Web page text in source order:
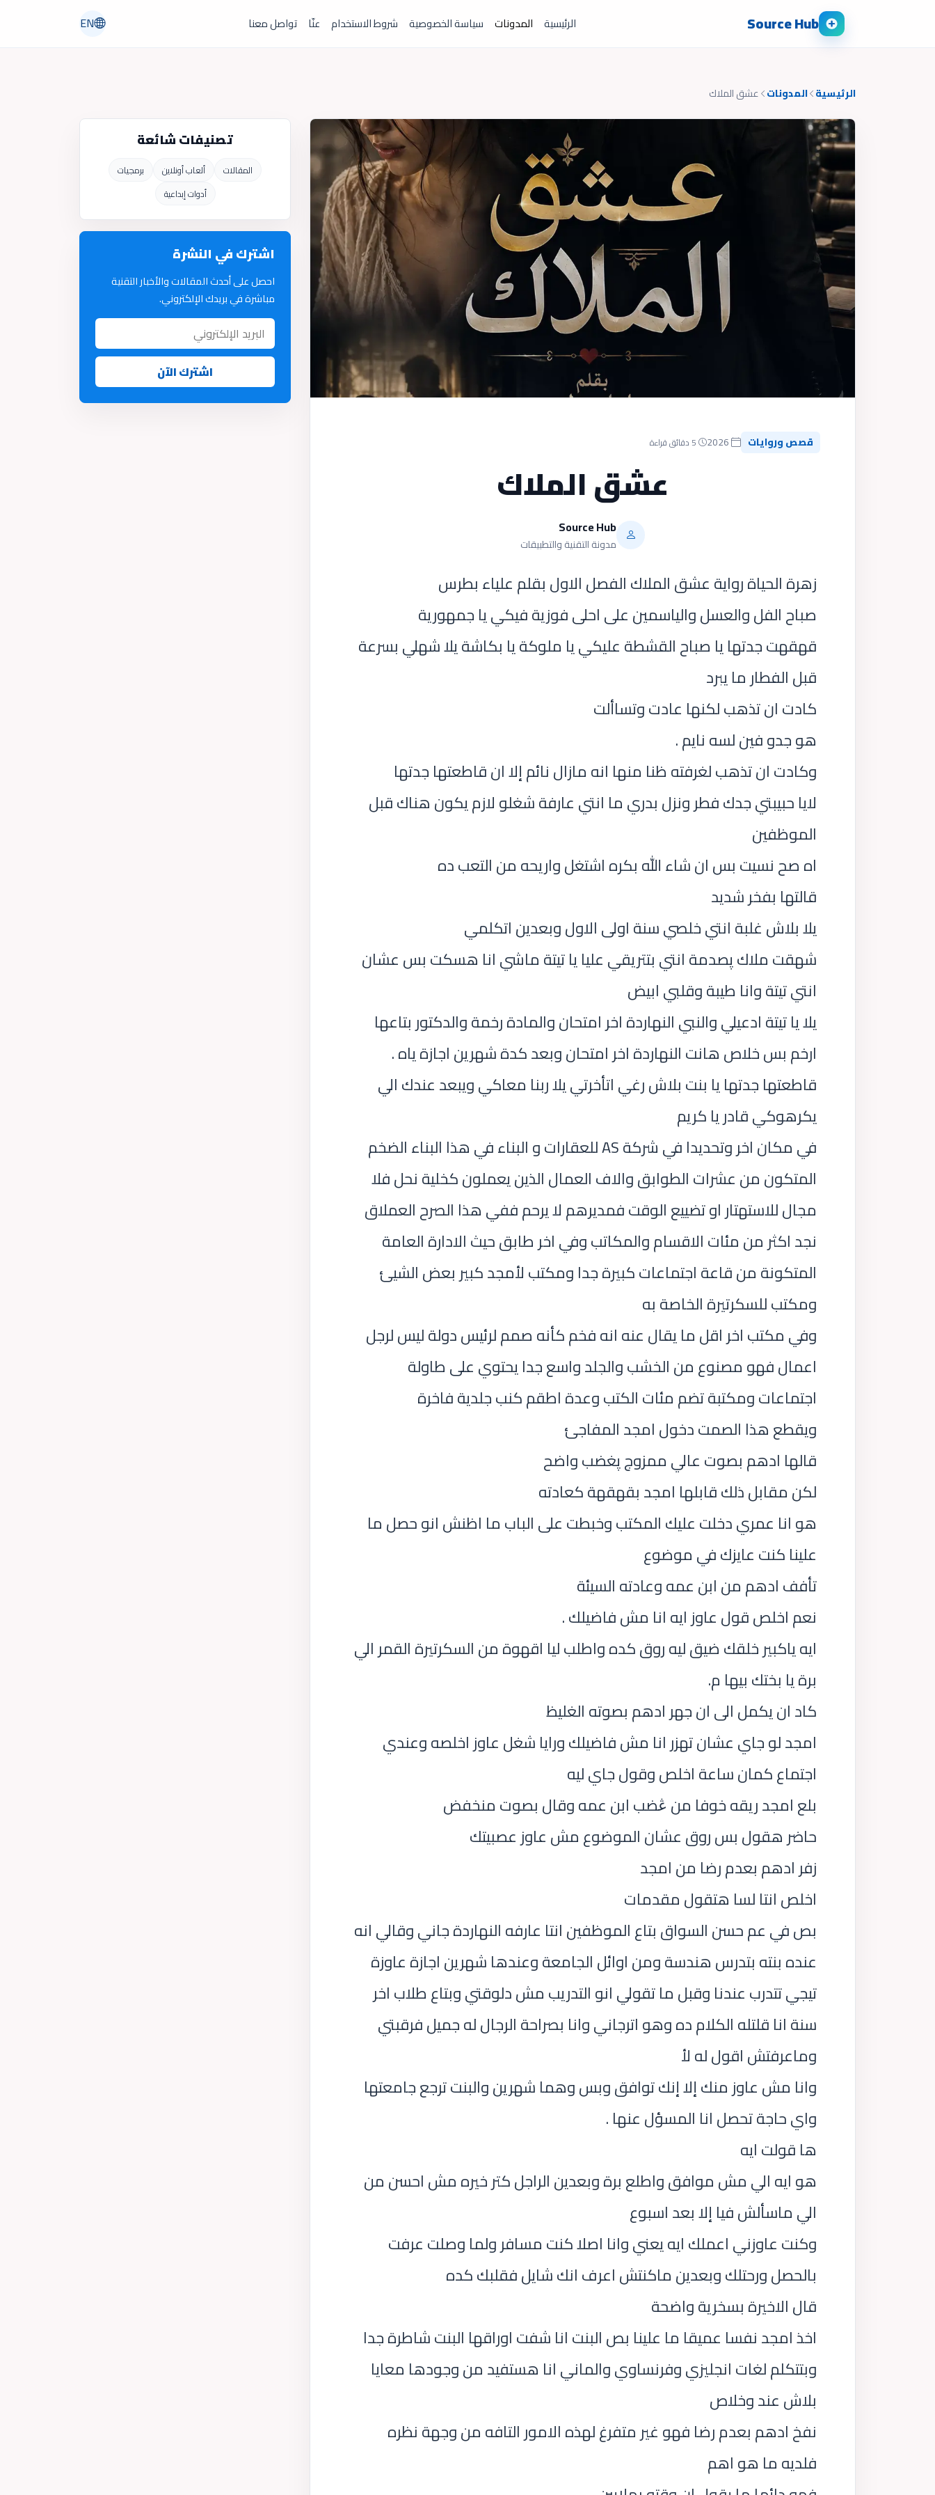
Source Hub الرئيسية المدونات سياسة الخصوصية شروط الاستخدام عنّا تواصل معنا EN
الرئيسية المدونات عشق الملاك
تصنيفات شائعة
المقالات ألعاب أونلاين
برمجيات
أدوات إبداعية
اشترك في النشرة
احصل على أحدث المقالات والأخبار التقنية
مباشرة في بريدك الإلكتروني.
اشترك الآن
قصص وروايات
عشق الملاك
Source Hub
مدونة التقنية والتطبيقات
زهرة الحياة رواية عشق الملاك الفصل الاول بقلم علياء بطرس
صباح الفل والعسل والياسمين على احلى فوزية فيكي يا جمهورية
قهقهت جدتها يا صباح القشطة عليكي يا ملوكة يا بكاشة يلا شهلي بسرعة
قبل الفطار ما يبرد
كادت ان تذهب لكنها عادت وتساألت
هو جدو فين لسه نايم .
وكادت ان تذهب لغرفته ظنا منها انه مازال نائم إلا ان قاطعتها جدتها
لايا حبيبتي جدك فطر ونزل بدري ما انتي عارفة شغلو لازم يكون هناك قبل
الموظفين
اه صح نسيت بس ان شاء الله بكره اشتغل واريحه من التعب ده
قالتها بفخر شديد
يلا بلاش غلبة انتي خلصي سنة اولى الاول وبعدين اتكلمي
شهقت ملاك پصدمة انتي بتتريقي عليا يا تيتة ماشي انا هسكت بس عشان
انتي تيتة وانا طيبة وقلبي ابيض
يلا يا تيتة ادعيلي والنبي النهاردة اخر امتحان والمادة رخمة والدكتور بتاعها
ارخم بس خلاص هانت النهاردة اخر امتحان وبعد كدة شهرين اجازة ياه .
قاطعتها جدتها يا بنت بلاش رغي اتأخرتي يلا ربنا معاكي ويبعد عندك الي
يكرهوكي قادر يا كريم
في مكان اخر وتحديدا في شركة AS للعقارات و البناء في هذا البناء الضخم
المتكون من عشرات الطوابق والاف العمال الذين يعملون كخلية نحل فلا
مجال للاستهتار او تضييع الوقت فمديرهم لا يرحم ففي هذا الصرح العملاق
نجد اكثر من مئات الاقسام والمكاتب وفي اخر طابق حيث الادارة العامة
المتكونة من قاعة اجتماعات كبيرة جدا ومكتب لأمجد كبير بعض الشيئ
ومكتب للسكرتيرة الخاصة به
وفي مكتب اخر اقل ما يقال عنه انه فخم كأنه صمم لرئيس دولة ليس لرجل
اعمال فهو مصنوع من الخشب والجلد واسع جدا يحتوي على طاولة
اجتماعات ومكتبة تضم مئات الكتب وعدة اطقم كنب جلدية فاخرة
ويقطع هذا الصمت دخول امجد المفاجئ
قالها ادهم بصوت عالي ممزوج پغضب واضح
لكن مقابل ذلك قابلها امجد بقهقهة كعادته
هو انا عمري دخلت عليك المكتب وخبطت على الباب ما اظنش انو حصل ما
علينا كنت عايزك في موضوع
تأفف ادهم من ابن عمه وعادته السيئة
نعم اخلص قول عاوز ايه انا مش فاضيلك .
ايه ياكبير خلقك ضيق ليه روق كده واطلب ليا اقهوة من السكرتيرة القمر الي
برة يا بختك بيها م.
كاد ان يكمل الى ان جهر ادهم بصوته الغليظ
امجد لو جاي عشان تهزر انا مش فاضيلك ورايا شغل عاوز اخلصه وعندي
اجتماع كمان ساعة اخلص وقول جاي ليه
بلع امجد ريقه خوفا من ڠضب ابن عمه وقال بصوت منخفض
حاضر هقول بس روق عشان الموضوع مش عاوز عصبيتك
زفر ادهم بعدم رضا من امجد
اخلص انتا لسا هتقول مقدمات
بص في عم حسن السواق بتاع الموظفين انتا عارفه النهاردة جاني وقالي انه
عنده بنته بتدرس هندسة ومن اوائل الجامعة وعندها شهرين اجازة عاوزة
تيجي تتدرب عندنا وقبل ما تقولي انو التدريب مش دلوقتي وبتاع طلاب اخر
سنة انا قلتله الكلام ده وهو اترجاني وانا بصراحة الرجال له جميل فرقبتي
وماعرفتش اقول له لأ
وانا مش عاوز منك إلا إنك توافق وبس وهما شهرين والبنت ترجع جامعتها
واي حاجة تحصل انا المسؤل عنها .
ها قولت ايه
هو ايه الي مش موافق واطلع برة وبعدين الراجل كتر خيره مش احسن من
الي ماسألش فيا إلا بعد اسبوع
وكنت عاوزني اعملك ايه يعني وانا اصلا كنت مسافر ولما وصلت عرفت
بالحصل ورحتلك وبعدين ماكنتش اعرف انك شايل فقلبك كده
قال الاخيرة بسخرية واضحة
اخذ امجد نفسا عميقا ما علينا بص البنت انا شفت اوراقها البنت شاطرة جدا
وبتتكلم لغات انجليزي وفرنساوي والماني انا هستفيد من وجودها معايا
بلاش عند وخلاص
نفخ ادهم بعدم رضا فهو غير متفرغ لهذه الامور التافه من وجهة نظره
فلديه ما هو اهم